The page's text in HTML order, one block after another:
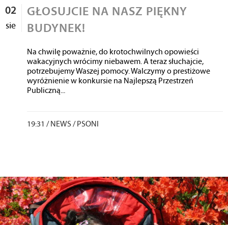
02
sie
GŁOSUJCIE NA NASZ PIĘKNY
BUDYNEK!
Na chwilę poważnie, do krotochwilnych opowieści
wakacyjnych wrócimy niebawem. A teraz słuchajcie,
potrzebujemy Waszej pomocy. Walczymy o prestiżowe
wyróżnienie w konkursie na Najlepszą Przestrzeń
Publiczną...
19:31 / NEWS/ PSONI